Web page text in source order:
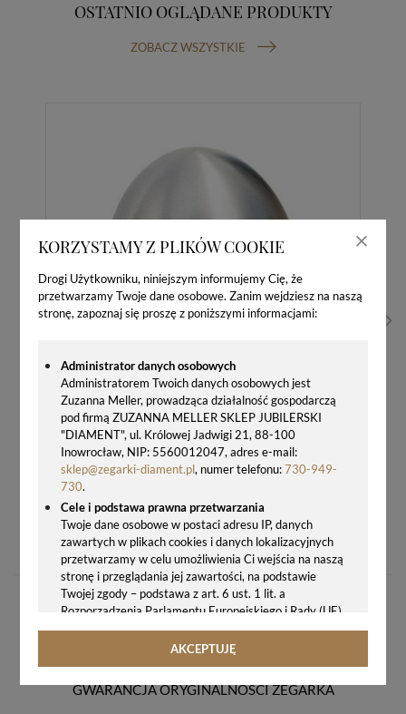
KORZYSTAMY Z PLIKÓW COOKIE
Drogi Użytkowniku, niniejszym informujemy Cię, że
przetwarzamy Twoje dane osobowe. Zanim wejdziesz na naszą
stronę, zapoznaj się proszę z poniższymi informacjami:
Administrator danych osobowych
Administratorem Twoich danych osobowych jest
Zuzanna Meller, prowadząca działalność gospodarczą
pod firmą ZUZANNA MELLER SKLEP JUBILERSKI
"DIAMENT", ul. Królowej Jadwigi 21, 88-100
Inowrocław, NIP: 5560012047, adres e-mail:
sklep@zegarki-diament.pl, numer telefonu:730-949-
730.
Cele i podstawa prawna przetwarzania
Twoje dane osobowe w postaci adresu IP, danych
zawartych w plikach cookies i danych lokalizacyjnych
przetwarzamy w celu umożliwienia Ci wejścia na naszą
stronę i przeglądania jej zawartości, na podstawie
Twojej zgody – podstawa z art. 6 ust. 1 lit. a
Rozporządzenia Parlamentu Europejskiego i Rady (UE)
2016/679 z 27.04.2016 r. w sprawie ochrony osób
fizycznych w związku z przetwarzaniem danych
rozporządzenie o ochronie danych, tj. RODO).
AKCEPTUJĘ
OSTATNIO OGLĄDANE PRODUKTY
ZOBACZ WSZYSTKIE
32,00 zł
GWARANCJA ORYGINALNOŚCI ZEGARKA